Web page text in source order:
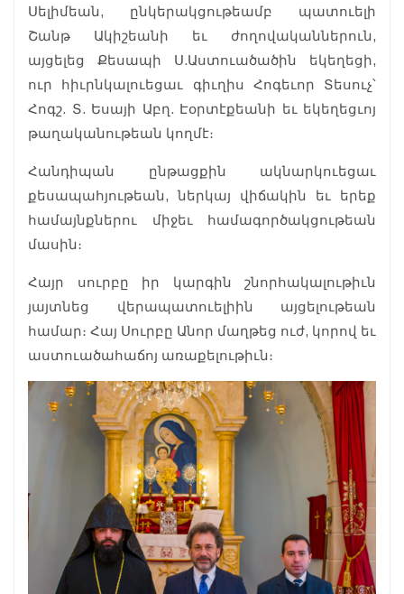
Սելիմեան, ընկերակցութեամբ պատուելի
Շանթ Ակիշեանի եւ ժողովականներուն,
այցելեց Քեսապի Ս.Աստուածածին եկեղեցի,
ուր հիւրնկալուեցաւ գիւղիս Հոգեւոր Տեսուչ՝
Հոգշ. Տ. Եսայի Աբղ. Էօրտէքեանի եւ եկեղեցւոյ
թաղականութեան կողմէ։
Հանդիպան ընթացքին ակնարկուեցաւ
քեսապահյութեան, ներկայ վիճակին եւ երեք
համայնքներու միջեւ համագործակցութեան
մասին։
Հայր սուրբը իր կարգին շնորհակալութիւն
յայտնեց վերապատուելիին այցելութեան
համար։ Հայ Սուրբը Անոր մաղթեց ուժ, կորով եւ
աստուածահաճոյ առաքելութիւն։